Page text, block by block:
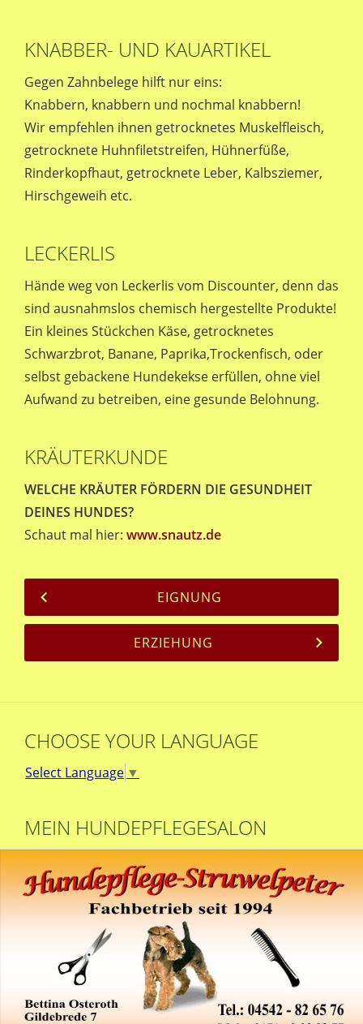
KNABBER- UND KAUARTIKEL
Gegen Zahnbelege hilft nur eins:
Knabbern, knabbern und nochmal knabbern!
Wir empfehlen ihnen getrocknetes Muskelfleisch,
getrocknete Huhnfiletstreifen, Hühnerfüße,
Rinderkopfhaut, getrocknete Leber, Kalbsziemer,
Hirschgeweih etc.
LECKERLIS
Hände weg von Leckerlis vom Discounter, denn das
sind ausnahmslos chemisch hergestellte Produkte!
Ein kleines Stückchen Käse, getrocknetes
Schwarzbrot, Banane, Paprika,Trockenfisch, oder
selbst gebackene Hundekekse erfüllen, ohne viel
Aufwand zu betreiben, eine gesunde Belohnung.
KRÄUTERKUNDE
WELCHE KRÄUTER FÖRDERN DIE GESUNDHEIT
DEINES HUNDES?
Schaut mal hier: www.snautz.de
EIGNUNG
ERZIEHUNG
CHOOSE YOUR LANGUAGE
Select Language ▼
MEIN HUNDEPFLEGESALON